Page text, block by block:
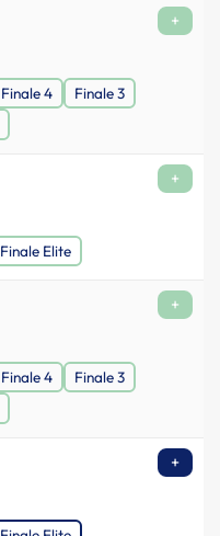
+
Finale 4
Finale 3
+
Finale Elite
+
Finale 4
Finale 3
+